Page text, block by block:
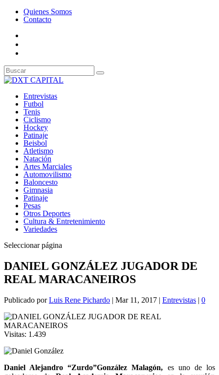
Quienes Somos
Contacto
Entrevistas
Futbol
Tenis
Ciclismo
Hockey
Patinaje
Beisbol
Atletismo
Natación
Artes Marciales
Automovilismo
Baloncesto
Gimnasia
Patinaje
Pesas
Otros Deportes
Cultura & Entretenimiento
Variedades
Seleccionar página
DANIEL GONZÁLEZ JUGADOR DE
REAL MARACANEIROS
Publicado porLuis Rene Pichardo | Mar 11, 2017 | Entrevistas | 0
Visitas: 1.439
Daniel Alejandro “Zurdo”González Malagón, es uno de los